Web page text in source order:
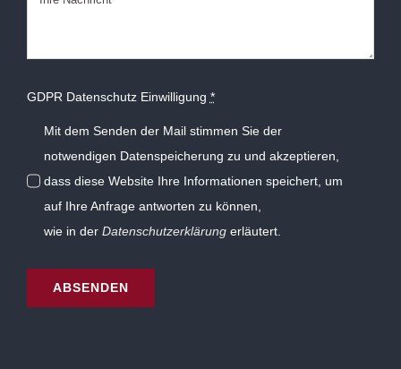
GDPR Datenschutz Einwilligung *
Mit dem Senden der Mail stimmen Sie der
notwendigen Datenspeicherung zu und akzeptieren,
dass diese Website Ihre Informationen speichert, um
auf Ihre Anfrage antworten zu können,
wie in der Datenschutzerklärungerläutert.
ABSENDEN